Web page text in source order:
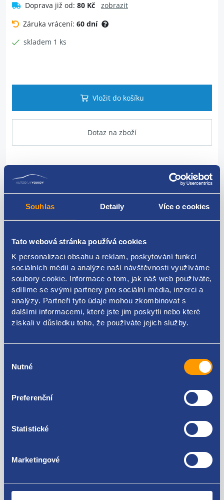
Souhlas Detaily Více o cookies
Tato webová stránka používá cookies
K personalizaci obsahu a reklam, poskytování funkcí
sociálních médií a analýze naší návštěvnosti využíváme
soubory cookie. Informace o tom, jak náš web používáte,
sdílíme se svými partnery pro sociální média, inzerci a
analýzy. Partneři tyto údaje mohou zkombinovat s
dalšími informacemi, které jste jim poskytli nebo které
získali v důsledku toho, že používáte jejich služby.
souhlasu
Nutné
Preferenční
Statistické
Marketingové
Doprava již od: 80 Kč
zobrazit
Záruka vrácení: 60 dní
skladem 1 ks
Vložit do košíku
Dotaz na zboží
Popis produktu
vodní hadice z vyrovnávací nádobky
Kódy produktu
4E0121107L 4E0121107D
Audi A8 (D3) 2003 - 2010 4.2
Nejste spokojeni? Vyřešíme to!